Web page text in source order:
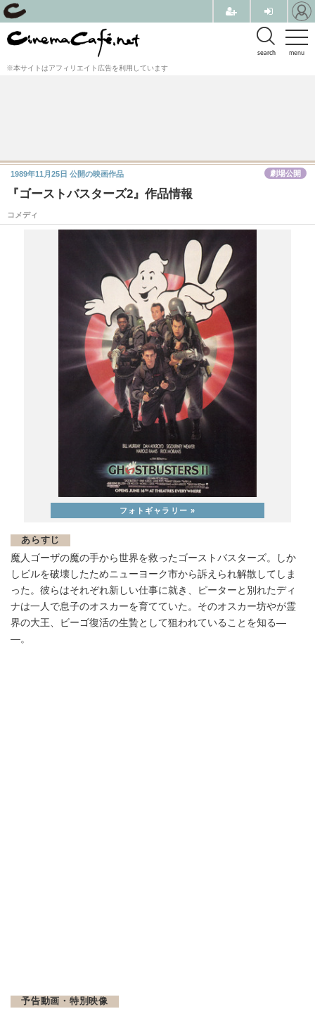
menu
search
※本サイトはアフィリエイト広告を利用しています
『ゴーストバスターズ2』作品情報
コメディ
1989年11月25日 公開の映画作品 劇場公開
あらすじ
魔人ゴーザの魔の手から世界を救ったゴーストバスターズ。しか
しビルを破壊したためニューヨーク市から訴えられ解散してしま
った。彼らはそれぞれ新しい仕事に就き、ピーターと別れたディ
ナは一人で息子のオスカーを育てていた。そのオスカー坊やが霊
界の大王、ビーゴ復活の生贄として狙われていることを知る―
―。
予告動画・特別映像